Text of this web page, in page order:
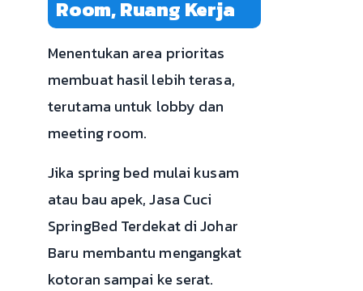
Room, Ruang Kerja
Menentukan area prioritas
membuat hasil lebih terasa,
terutama untuk lobby dan
meeting room.
Jika spring bed mulai kusam
atau bau apek, Jasa Cuci
SpringBed Terdekat di Johar
Baru membantu mengangkat
kotoran sampai ke serat.